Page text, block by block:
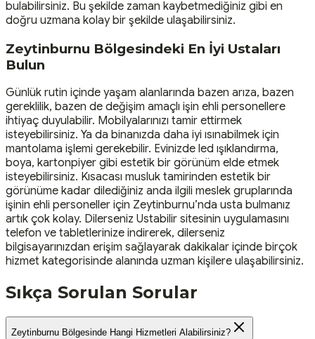
bulabilirsiniz. Bu şekilde zaman kaybetmediğiniz gibi en
doğru uzmana kolay bir şekilde ulaşabilirsiniz.
Zeytinburnu Bölgesindeki En İyi Ustaları
Bulun
Günlük rutin içinde yaşam alanlarında bazen arıza, bazen
gereklilik, bazen de değişim amaçlı işin ehli personellere
ihtiyaç duyulabilir. Mobilyalarınızı tamir ettirmek
isteyebilirsiniz. Ya da binanızda daha iyi ısınabilmek için
mantolama işlemi gerekebilir. Evinizde led ışıklandırma,
boya, kartonpiyer gibi estetik bir görünüm elde etmek
isteyebilirsiniz. Kısacası musluk tamirinden estetik bir
görünüme kadar dilediğiniz anda ilgili meslek gruplarında
işinin ehli personeller için Zeytinburnu’nda usta bulmanız
artık çok kolay. Dilerseniz Ustabilir sitesinin uygulamasını
telefon ve tabletlerinize indirerek, dilerseniz
bilgisayarınızdan erişim sağlayarak dakikalar içinde birçok
hizmet kategorisinde alanında uzman kişilere ulaşabilirsiniz.
Sıkça Sorulan Sorular
Zeytinburnu Bölgesinde Hangi Hizmetleri Alabilirsiniz?